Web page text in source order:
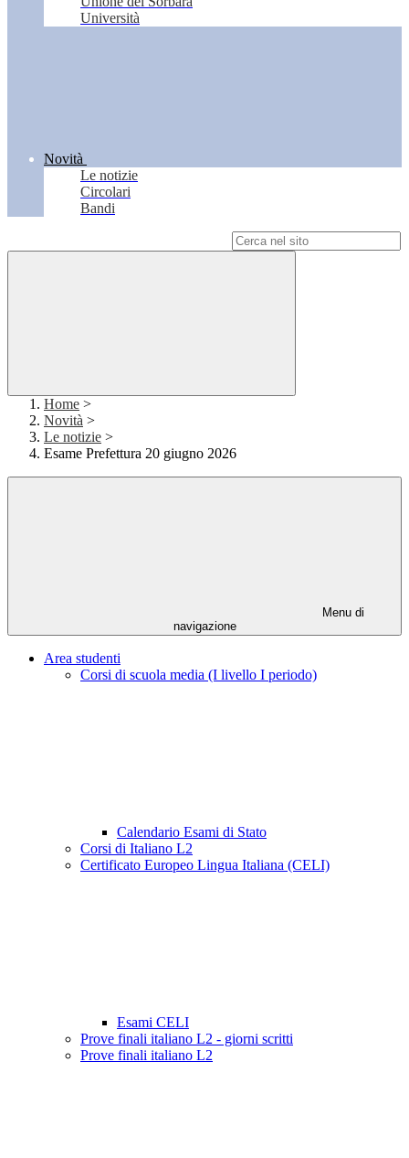
Università
Novità
Le notizie
Circolari
Bandi
Home >
Novità >
Le notizie >
Esame Prefettura 20 giugno 2026
Menu di
navigazione
Area studenti
Corsi di scuola media (I livello I periodo)
Calendario Esami di Stato
Corsi di Italiano L2
Certificato Europeo Lingua Italiana (CELI)
Esami CELI
Prove finali italiano L2 - giorni scritti
Prove finali italiano L2